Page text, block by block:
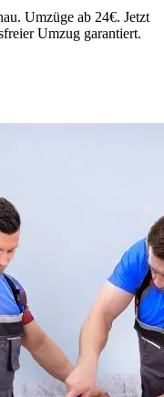
Umzüge ab 24€. Jetzt
Umzug garantiert.